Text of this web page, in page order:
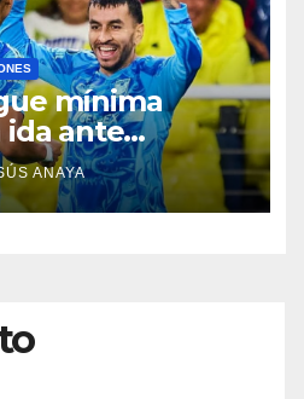
mínima
ida ante
ANAYA